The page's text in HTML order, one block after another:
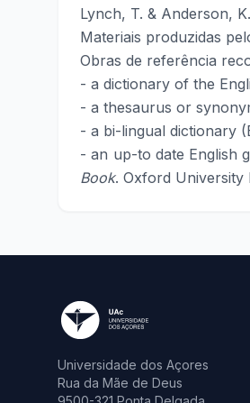
Lynch, T. & Anderson,
Materiais produzidas
Obras de referência
- a dictionary of the
- a thesaurus or
- a bi-lingual dictionary
- an up-to date English
Book. Oxford University
Universidade dos Açores
Rua da Mãe de Deus